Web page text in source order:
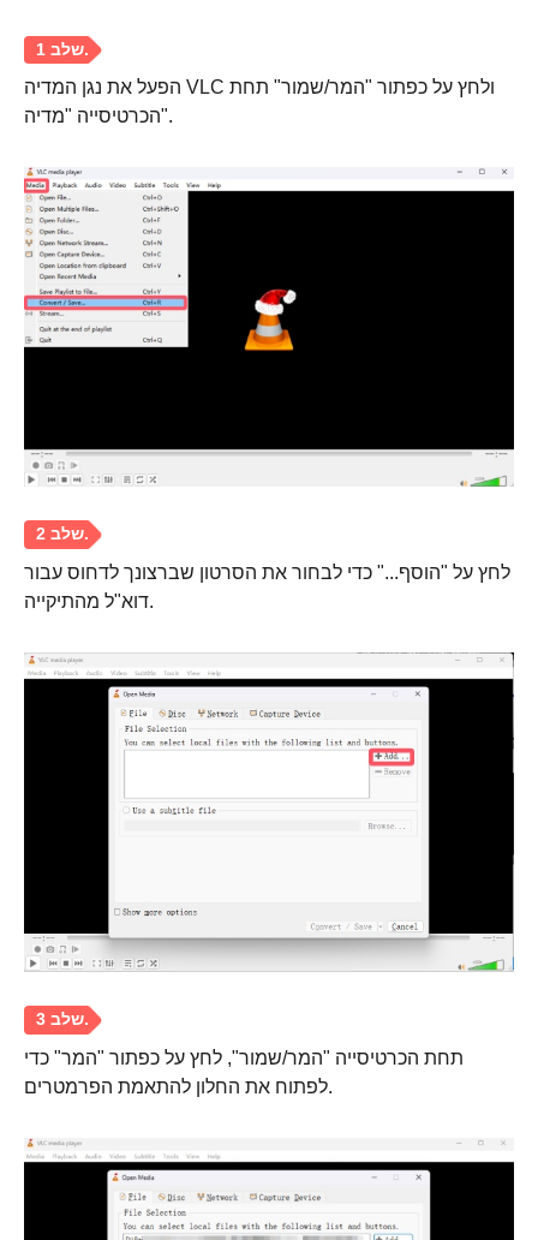
הפעל את נגן המדיה VLC ולחץ על כפתור "המר/שמור" תחת
הכרטיסייה "מדיה".
לחץ על "הוסף..." כדי לבחור את הסרטון שברצונך לדחוס עבור
דוא"ל מהתיקייה.
תחת הכרטיסייה "המר/שמור", לחץ על כפתור "המר" כדי
לפתוח את החלון להתאמת הפרמטרים.